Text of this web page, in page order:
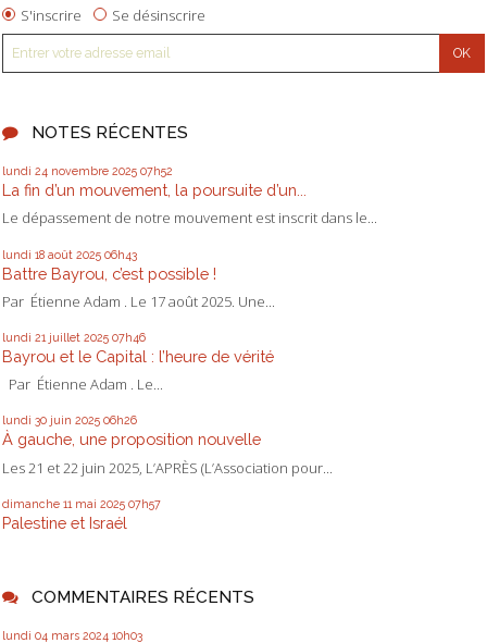
S'inscrire Se désinscrire
NOTES RÉCENTES
lundi 24 novembre 2025 07h52
La fin d’un mouvement, la poursuite d’un...
Le dépassement de notre mouvement est inscrit dans le...
lundi 18 août 2025 06h43
Battre Bayrou, c’est possible !
Par Étienne Adam . Le 17 août 2025. Une...
lundi 21 juillet 2025 07h46
Bayrou et le Capital : l’heure de vérité
Par Étienne Adam . Le...
lundi 30 juin 2025 06h26
À gauche, une proposition nouvelle
Les 21 et 22 juin 2025, L’APRÈS (L’Association pour...
dimanche 11 mai 2025 07h57
Palestine et Israél
COMMENTAIRES RÉCENTS
lundi 04 mars 2024 10h03